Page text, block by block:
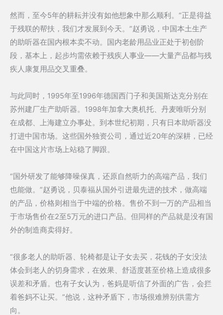
然而，至今5年的耕耘并没有如他想象中那么顺利。“正是得益
于残联的帮扶，我们才发展到今天。”赵勇说，中国本土生产
的助听器在国内根本卖不动。国内老龄用品业正处于初创阶
段，基本上，起步均需依赖于残疾人事业——大量产品都与残
疾人康复用品交叉重叠。
与此同时，1995年至1996年德国西门子和美国斯达克分别在
苏州建厂生产助听器。1998年加拿大奥机托、丹麦唯听分别
在成都、上海建立办事处。到本世纪初期，只有日本助听器没
打进中国市场。这些国外独资公司，通过近20年的深耕，已经
在中国这片市场上站稳了脚跟。
“国外研发了能够降噪保真，还原自然听力的高端产品，我们
也能做。”赵勇说，贝泰福从国外引进最先进的技术，做高端
的产品，价格则相当于中端的价格。售价不到一万的产品相当
于市场售价在2至5万元的进口产品。但同样的产品就是没有国
外的制造商卖得好。
“很多老人的助听器、轮椅都是让子女去买，花钱的子女没法
体会到老人的切身需求，在效果、舒适度甚至价格上造成很多
误差和矛盾。也有子女认为，爸妈是听信了外面的广告，会拦
着爸妈不让买。”他说，这种矛盾下，市场很难辨别供需方
向。